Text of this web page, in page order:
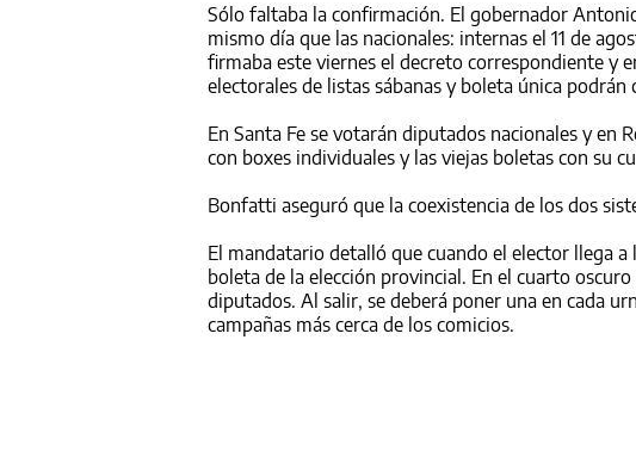
Sólo faltaba la confirmación. El gobernador
mismo día que las nacionales: internas el 11 de
firmaba este viernes el decreto correspondiente y
electorales de listas sábanas y boleta única
En Santa Fe se votarán diputados nacionales y en
con boxes individuales y las viejas boletas con su
Bonfatti aseguró que la coexistencia de los dos
El mandatario detalló que cuando el elector llega
boleta de la elección provincial. En el cuarto
diputados. Al salir, se deberá poner una en cada
campañas más cerca de los comicios.